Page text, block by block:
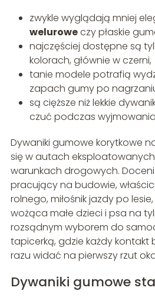
zwykle wyglądają mniej
weluroweczy płaskie
najczęściej dostępne są
kolorach, głównie w czerni,
tanie modele potrafią
zapach gumy po
są cięższe niż lekkie
czuć podczas
Dywaniki gumowe korytkowe
się w autach
warunkach drogowych.
pracujący na budowie,
rolnego, miłośnik jazdy po
wożąca małe dzieci i psa na
rozsądnym wyborem do
tapicerką, gdzie każdy kontakt
razu widać na pierwszy rzut
Dywaniki gumowe